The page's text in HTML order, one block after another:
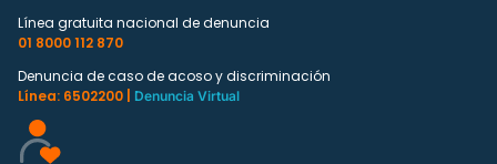
Línea gratuita nacional de denuncia
01 8000 112 870
Denuncia de caso de acoso y discriminación
Línea: 6502200 |
Denuncia Virtual